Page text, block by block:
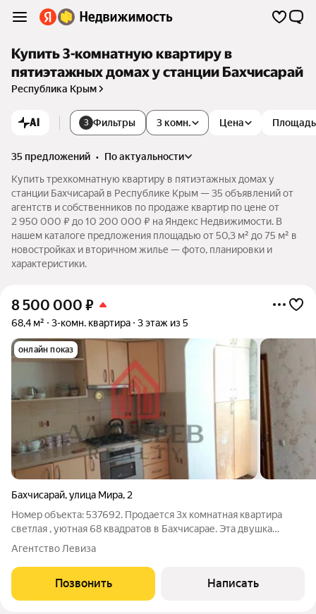
Купить 3-комнатную квартиру в
пятиэтажных домах у станции Бахчисарай
Республика Крым
AI 3 Фильтры 3 комн. Цена Площадь
35 предложений •
по актуальности
Купить трехкомнатную квартиру в пятиэтажных домах у
станции Бахчисарай в Республике Крым — 35 объявлений от
агентств и собственников по продаже квартир по цене от
2 950 000 ₽ до 10 200 000 ₽ на Яндекс Недвижимости. В
нашем каталоге предложения площадью от 50,3 м² до 75 м² в
новостройках и вторичном жилье — фото, планировки и
характеристики.
8 500 000 ₽
68,4 м² 3-комн. квартира 3 этаж из 5
онлайн показ
Бахчисарай,улица Мира, 2
Номер объекта: 537692. Продается 3х комнатная квартира
светлая , уютная 68 квадратов в Бахчисарае. Эта двушка
идеальна для тех , кто ценит комфорт и удобство без лишнего
так , что все
Агентство Левиза
Позвонить Написать